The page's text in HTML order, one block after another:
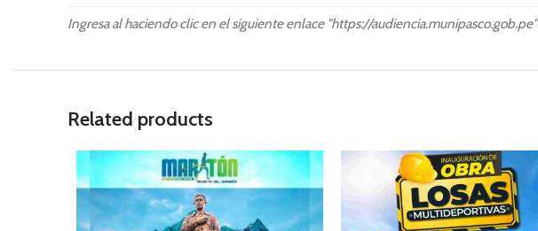
Ingresa al haciendo clic en el siguiente enlace "https://audiencia.munipasco.gob.pe"
Related products